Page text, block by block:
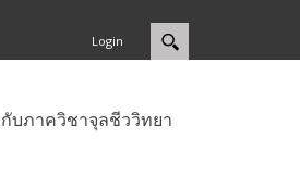
Login
กับภาควิชาจุลชีววิทยา